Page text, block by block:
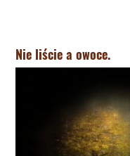
Nie liście a owoce.